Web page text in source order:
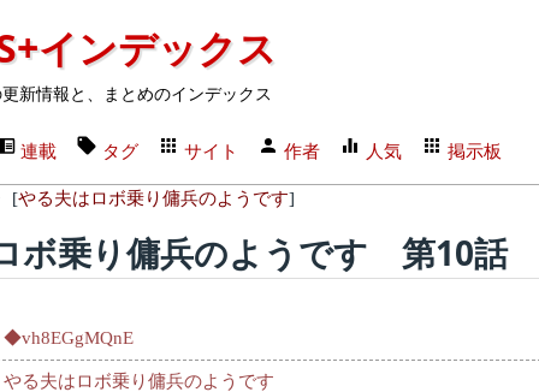
インデックス
新情報と、まとめのインデックス
連載 タグ サイト 作者 人気 掲示板
[やる夫はロボ乗り傭兵のようです]
ボ乗り傭兵のようです 第10話
◆vh8EGgMQnE
やる夫はロボ乗り傭兵のようです